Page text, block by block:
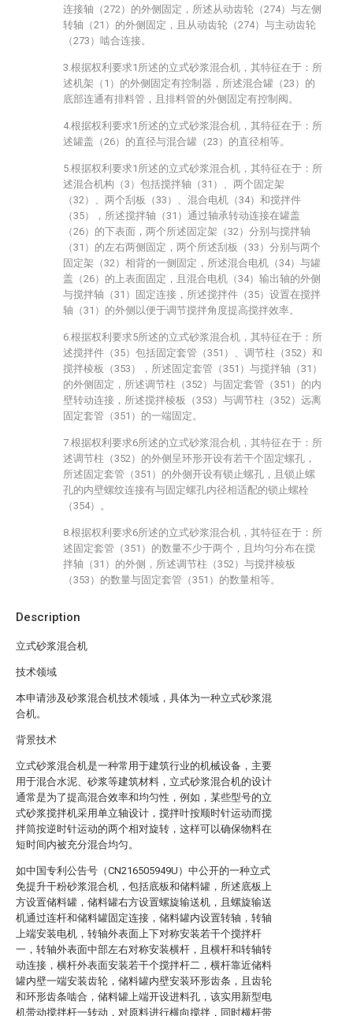
Description
立式砂浆混合机
技术领域
本申请涉及砂浆混合机技术领域，具体为一种立式砂浆混
合机。
背景技术
立式砂浆混合机是一种常用于建筑行业的机械设备，主要
用于混合水泥、砂浆等建筑材料，立式砂浆混合机的设计
通常是为了提高混合效率和均匀性，例如，某些型号的立
式砂浆搅拌机采用单立轴设计，搅拌叶按顺时针运动而搅
拌筒按逆时针运动的两个相对旋转，这样可以确保物料在
短时间内被充分混合均匀。
如中国专利公告号（CN216505949U）中公开的一种立式
免提升干粉砂浆混合机，包括底板和储料罐，所述底板上
方设置储料罐，储料罐右方设置螺旋输送机，且螺旋输送
机通过连杆和储料罐固定连接，储料罐内设置转轴，转轴
上端安装电机，转轴外表面上下对称安装若干个搅拌杆
一，转轴外表面中部左右对称安装横杆，且横杆和转轴转
动连接，横杆外表面安装若干个搅拌杆二，横杆靠近储料
罐内壁一端安装齿轮，储料罐内壁安装环形齿条，且齿轮
和环形齿条啮合，储料罐上端开设进料孔，该实用新型电
机带动搅拌杆一转动，对原料进行横向搅拌，同时横杆带
连接轴（272）的外侧固定，所述从动齿轮（274）与左侧
转轴（21）的外侧固定，且从动齿轮（274）与主动齿轮
（273）啮合连接。
3.根据权利要求1所述的立式砂浆混合机，其特征在于：所
述机架（1）的外侧固定有控制器，所述混合罐（23）的
底部连通有排料管，且排料管的外侧固定有控制阀。
4.根据权利要求1所述的立式砂浆混合机，其特征在于：所
述罐盖（26）的直径与混合罐（23）的直径相等。
5.根据权利要求1所述的立式砂浆混合机，其特征在于：所
述混合机构（3）包括搅拌轴（31）、两个固定架
（32）、两个刮板（33）、混合电机（34）和搅拌件
（35），所述搅拌轴（31）通过轴承转动连接在罐盖
（26）的下表面，两个所述固定架（32）分别与搅拌轴
（31）的左右两侧固定，两个所述刮板（33）分别与两个
固定架（32）相背的一侧固定，所述混合电机（34）与罐
盖（26）的上表面固定，且混合电机（34）输出轴的外侧
与搅拌轴（31）固定连接，所述搅拌件（35）设置在搅拌
轴（31）的外侧以便于调节搅拌角度提高搅拌效率。
6.根据权利要求5所述的立式砂浆混合机，其特征在于：所
述搅拌件（35）包括固定套管（351）、调节柱（352）和
搅拌棱板（353），所述固定套管（351）与搅拌轴（31）
的外侧固定，所述调节柱（352）与固定套管（351）的内
壁转动连接，所述搅拌棱板（353）与调节柱（352）远离
固定套管（351）的一端固定。
7.根据权利要求6所述的立式砂浆混合机，其特征在于：所
述调节柱（352）的外侧呈环形开设有若干个固定螺孔，
所述固定套管（351）的外侧开设有锁止螺孔，且锁止螺
孔的内壁螺纹连接有与固定螺孔内径相适配的锁止螺栓
（354）。
8.根据权利要求6所述的立式砂浆混合机，其特征在于：所
述固定套管（351）的数量不少于两个，且均匀分布在搅
拌轴（31）的外侧，所述调节柱（352）与搅拌棱板
（353）的数量与固定套管（351）的数量相等。